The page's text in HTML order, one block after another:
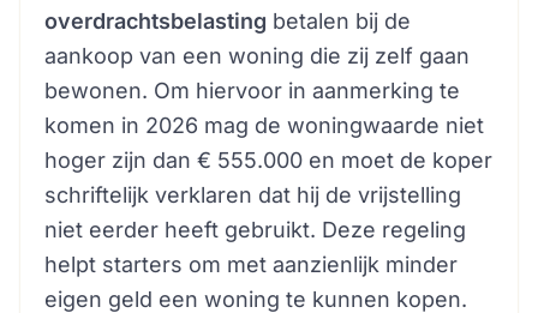
overdrachtsbelasting betalen bij de
aankoop van een woning die zij zelf gaan
bewonen. Om hiervoor in aanmerking te
komen in 2026 mag de woningwaarde niet
hoger zijn dan € 555.000 en moet de koper
schriftelijk verklaren dat hij de vrijstelling
niet eerder heeft gebruikt. Deze regeling
helpt starters om met aanzienlijk minder
eigen geld een woning te kunnen kopen.